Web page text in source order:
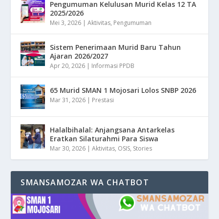
Pengumuman Kelulusan Murid Kelas 12 TA
2025/2026
Mei 3, 2026 |Aktivitas, Pengumuman
Sistem Penerimaan Murid Baru Tahun
Ajaran 2026/2027
Apr 20, 2026 | Informasi PPDB
65 Murid SMAN 1 Mojosari Lolos SNBP 2026
Mar 31, 2026 | Prestasi
Halalbihalal: Anjangsana Antarkelas
Eratkan Silaturahmi Para Siswa
Mar 30, 2026 |Aktivitas, OSIS, Stories
SMANSAMOZAR WA CHATBOT